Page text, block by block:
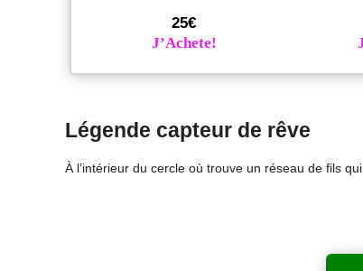
25€
J’Achete!
Légende capteur de rêve
À l’intérieur du cercle où trouve un réseau de fils